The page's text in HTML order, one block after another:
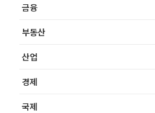
금융
부동산
산업
경제
국제